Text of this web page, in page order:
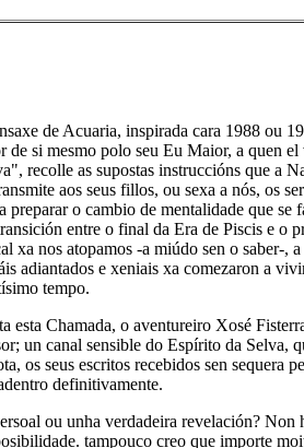
de Acuaria, inspirada cara 1988 ou
de si mesmo polo seu Eu Maior, a quen
recolle as supostas instruccións que a
aos seus fillos, ou sexa a nós, os
preparar o cambio de mentalidade que se
entre o final da Era de Piscis e o
xa nos atopamos -a miúdo sen o saber-,
adiantados e xeniais xa comezaron a
tempo.
esta Chamada, o aventureiro Xosé
un canal sensible do Espírito da Selva,
os seus escritos recebidos sen sequera
definitivamente.
ou unha verdadeira revelación? Non
tampouco creo que importe